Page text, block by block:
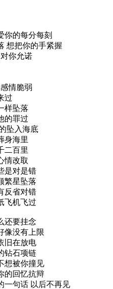
你的每分每刻
想把你的手紧握
你允诺
情脆弱
过
样坠落
的罪过
坠入海底
身海里
二百里
情改取
是对是错
繁星坠落
反省对错
飞机飞过
还要挂念
像没有上限
旧在放电
钻石项链
想被你撞见
的回忆抗辩
一句话 以后不再见